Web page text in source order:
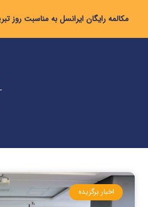
مکالمه رایگان ایرانسل به مناسبت روز
اخبار برگزیده